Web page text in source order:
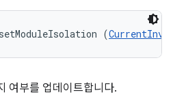
(
여부를 업데이트합니다.